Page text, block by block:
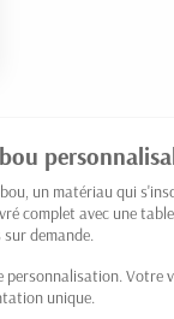
un matériau qui
complet avec une
demande.
unique.